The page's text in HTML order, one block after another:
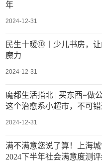
年
2024-12-31
民生十暖⑩丨少儿书房，
魔力
2024-12-31
魔都生活指北 | 买东西=做
这个治愈系小超市，不可错
2024-12-31
满不满意您说了算！上海
2024下半年社会满意度测